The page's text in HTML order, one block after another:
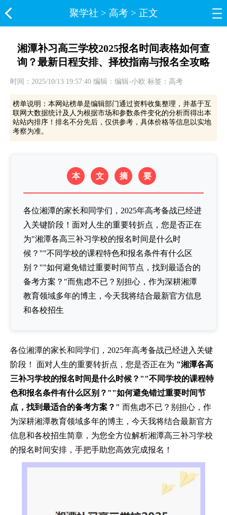
聚学社 > 高考> 正文
湘潭补习高三学校2025报名时间表格如何查
询？最新日程安排、择校指南与报名全攻略
时间：2025/10/13 19:57:40 编辑：编辑-小欧 标签：高考
榜单说明：本网站榜单是编辑部门通过资料收集整理，并基于互
联网大数据统计及人为根据市场和参数条件变化的分析而得出本
站站内排序！排名不分先后，仅供参考，具体价格等信息以实地
考察为准。
本 文 摘 要
各位湘潭的家长和同学们，2025年高考备战已经进
入关键阶段！面对人生的重要转折点，您是否正在
为"湘潭各高三补习学校的报名时间是什么时
候？""不同学校的课程特色和报名条件有什么区
别？""如何避免错过重要时间节点，找到最适合的
备考方案？"而焦虑不已？别担心，作为深耕湘潭
教育领域多年的博主，今天我将结合最新官方信息
和各校招生
各位湘潭的家长和同学们，2025年高考备战已经进入关键
阶段！ 面对人生的重要转折点，您是否正在为 "湘潭各高
三补习学校的报名时间是什么时候？""不同学校的课程特
色和报名条件有什么区别？""如何避免错过重要时间节
点，找到最适合的备考方案？" 而焦虑不已？别担心，作
为深耕湘潭教育领域多年的博主，今天我将结合最新官方
信息和各校招生简章，为您全方位解析湘潭高三补习学校
的报名时间安排，手把手助您高效完成报名！